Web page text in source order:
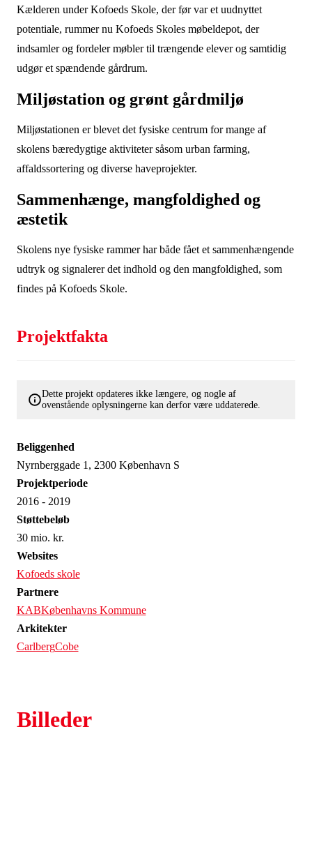
Kælderen under Kofoeds Skole, der før var et uudnyttet
potentiale, rummer nu Kofoeds Skoles møbeldepot, der
indsamler og fordeler møbler til trængende elever og samtidig
udgør et spændende gårdrum.
Miljøstation og grønt gårdmiljø
Miljøstationen er blevet det fysiske centrum for mange af
skolens bæredygtige aktiviteter såsom urban farming,
affaldssortering og diverse haveprojekter.
Sammenhænge, mangfoldighed og
æstetik
Skolens nye fysiske rammer har både fået et sammenhængende
udtryk og signalerer det indhold og den mangfoldighed, som
findes på Kofoeds Skole.
Projektfakta
Dette projekt opdateres ikke længere, og nogle af
ovenstående oplysningerne kan derfor være uddaterede.
Beliggenhed
Nyrnberggade 1, 2300 København S
Projektperiode
2016 - 2019
Støttebeløb
30 mio. kr.
Websites
Kofoeds skole
Partnere
KABKøbenhavns Kommune
Arkitekter
CarlbergCobe
Billeder